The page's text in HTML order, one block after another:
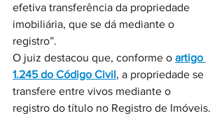
efetiva transferência da propriedade
imobiliária, que se dá mediante o
registro”.
O juiz destacou que, conforme o artigo
1.245 do Código Civil, a propriedade se
transfere entre vivos mediante o
registro do título no Registro de Imóveis.